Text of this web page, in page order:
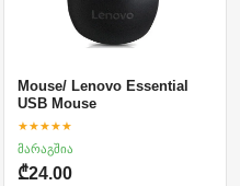
Mouse/ Lenovo Essential
USB Mouse
★★★★★
მარაგშია
₾24.00